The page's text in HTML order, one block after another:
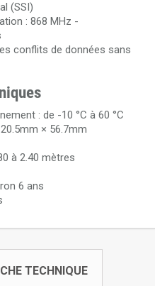
(SSI)
: 868 MHz -
conflits de données sans
: de -10 °C à 60 °C
× 56.7mm
à 2.40 mètres
6 ans
TECHNIQUE